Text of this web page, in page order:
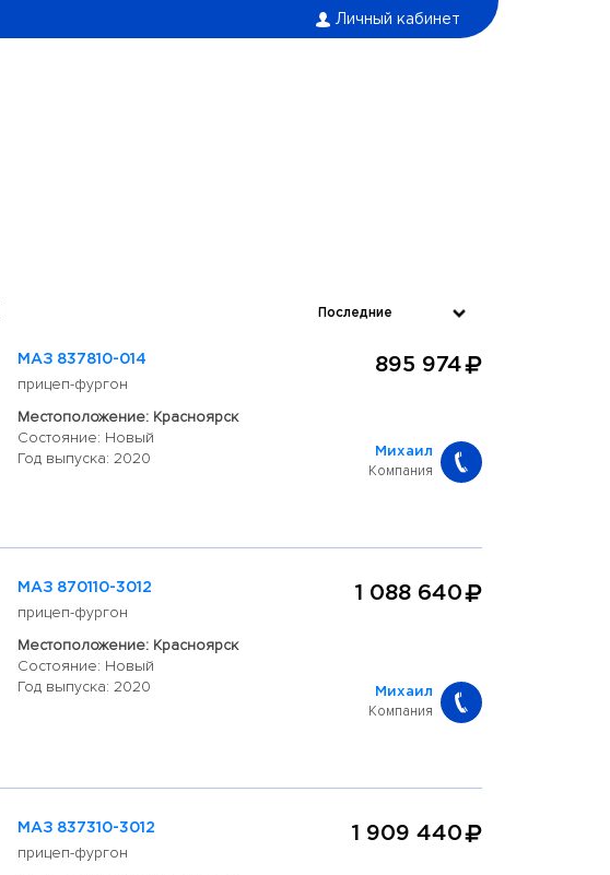
Личный кабинет
МАЗ 837810-014
прицеп-фургон
Местоположение: Красноярск
Состояние: Новый
Год выпуска: 2020
895 974
Михаил
Компания
МАЗ 870110-3012
прицеп-фургон
Местоположение: Красноярск
Состояние: Новый
Год выпуска: 2020
1 088 640
Михаил
Компания
МАЗ 837310-3012
прицеп-фургон
1 909 440